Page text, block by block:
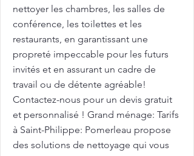
nettoyer les chambres, les salles de
conférence, les toilettes et les
restaurants, en garantissant une
propreté impeccable pour les futurs
invités et en assurant un cadre de
travail ou de détente agréable!
Contactez-nous pour un devis gratuit
et personnalisé ! Grand ménage: Tarifs
à Saint-Philippe: Pomerleau propose
des solutions de nettoyage qui vous